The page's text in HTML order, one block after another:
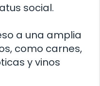
social.
a una amplia
como carnes,
y vinos